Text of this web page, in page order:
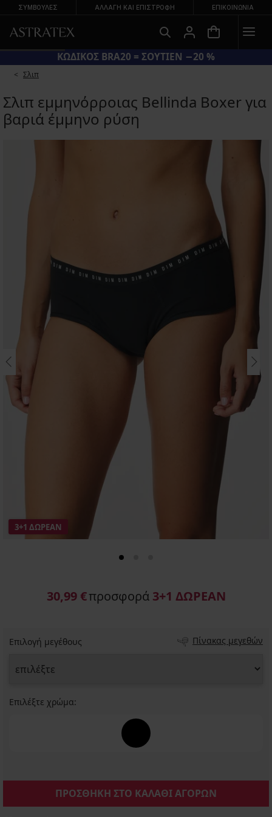
ΣΥΜΒΟΥΛΕΣ ΑΛΛΑΓΉ ΚΑΙ ΕΠΙΣΤΡΟΦΉ ΕΠΙΚΟΙΝΩΝΊΑ
ΚΩΔΙΚΟΣ BRA20 = ΣΟΥΤΙΕΝ −20 %
Σλιπ
Σλιπ εμμηνόρροιας Bellinda Boxer για
βαριά έμμηνο ρύση
3+1 ΔΩΡΕΑΝ
30,99 €προσφορά 3+1 ΔΩΡΕΑΝ
Επιλογή μεγέθους Πίνακας μεγεθών
Επιλέξτε χρώμα:
ΠΡΟΣΘΗΚΗ ΣΤΟ ΚΑΛΑΘΙ ΑΓΟΡΩΝ